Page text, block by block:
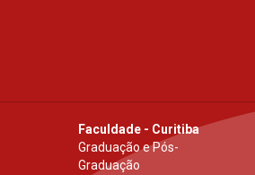
Faculdade - Curitiba
Graduação e Pós-
Graduação